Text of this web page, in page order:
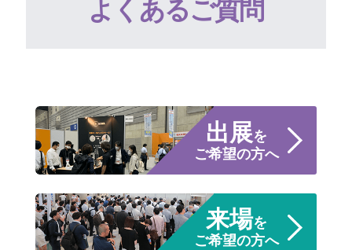
よくあるご質問
出展を
ご希望の方へ
来場を
ご希望の方へ